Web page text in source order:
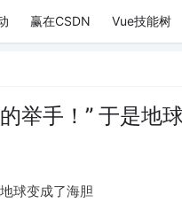
赢在CSDN Vue技能树
举手！” 于是地
球变成了海胆